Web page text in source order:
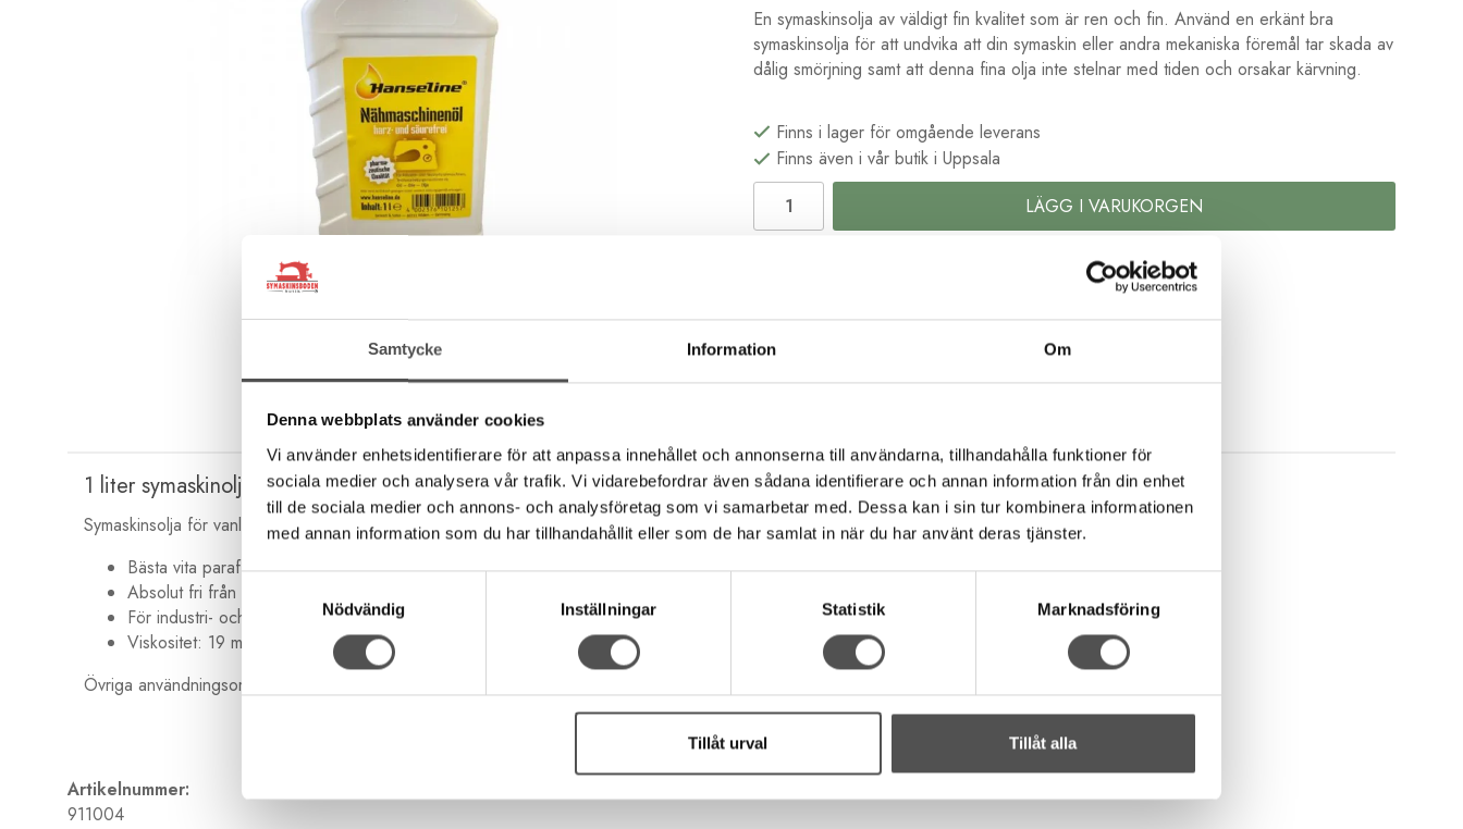
Samtycke Information Om
Denna webbplats använder cookies
Vi använder enhetsidentifierare för att anpassa innehållet och annonserna till användarna, tillhandahålla funktioner för
sociala medier och analysera vår trafik. Vi vidarebefordrar även sådana identifierare och annan information från din enhet
till de sociala medier och annons- och analysföretag som vi samarbetar med. Dessa kan i sin tur kombinera informationen
med annan information som du har tillhandahållit eller som de har samlat in när du har använt deras tjänster.
Nödvändig
Inställningar Statistik Marknadsföring
Tillåt urval Tillåt alla
En symaskinsolja av väldigt fin kvalitet som är ren och fin. Använd en erkänt bra
symaskinsolja för att undvika att din symaskin eller andra mekaniska föremål tar skada av
dålig smörjning samt att denna fina olja inte stelnar med tiden och orsakar kärvning.
Finns i lager för omgående leverans
Finns även i vår butik i Uppsala
LÄGG I VARUKORGEN
B2B kassa för företag & skolor
1 liter symaskinolja i fin kvalitet
Symaskinsolja för vanliga symaskiner och industrisymaskiner. Fin tunn vitolja som är Harts- och Syrafri i bästa kvalitet.
Bästa vita paraffin symaskinsolja
Absolut fri från harts och syra
För industri- och hemsymaskiner
Viskositet: 19 mm²/s vid 40°C
Övriga användningsområden är brett. Allt från att smörja lås, dörrar, cykeln med mera.
Artikelnummer:
911004